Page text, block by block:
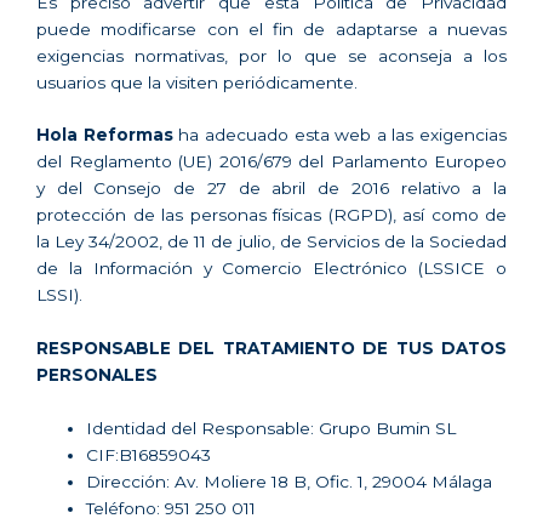
puede modificarse con el fin de adaptarse a nuevas
exigencias normativas, por lo que se aconseja a los
usuarios que la visiten periódicamente.
Hola Reformasha adecuado esta web a las exigencias
del Reglamento (UE) 2016/679 del Parlamento Europeo
y del Consejo de 27 de abril de 2016 relativo a la
protección de las personas físicas (RGPD), así como de
la Ley 34/2002, de 11 de julio, de Servicios de la Sociedad
de la Información y Comercio Electrónico (LSSICE o
LSSI).
RESPONSABLE DEL TRATAMIENTO DE TUS DATOS
PERSONALES
Identidad del Responsable: Grupo Bumin SL
CIF:B16859043
Dirección: Av. Moliere 18 B, Ofic. 1, 29004 Málaga
Teléfono: 951 250 011